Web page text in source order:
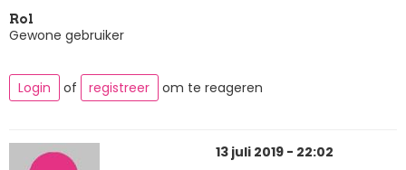
Rol
Gewone gebruiker
Login of registreer om te reageren
13 juli 2019 - 22:02